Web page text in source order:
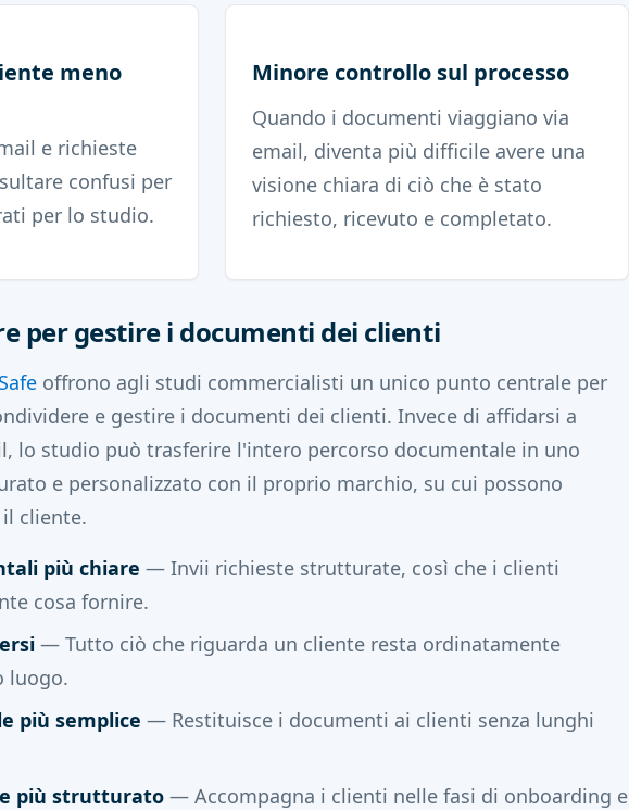
meno
e richieste
confusi per
per lo studio.
Minore controllo sul processo
Quando i documenti viaggiano via
email, diventa più difficile avere una
visione chiara di ciò che è stato
richiesto, ricevuto e completato.
per gestire i documenti dei clienti
offrono agli studi commercialisti un unico punto centrale per
e gestire i documenti dei clienti. Invece di affidarsi a
lo studio può trasferire l'intero percorso documentale in uno
e personalizzato con il proprio marchio, su cui possono
cliente.
più chiare — Invii richieste strutturate, così che i clienti
cosa fornire.
— Tutto ciò che riguarda un cliente resta ordinatamente
luogo.
più semplice — Restituisce i documenti ai clienti senza lunghi
più strutturato — Accompagna i clienti nelle fasi di onboarding e